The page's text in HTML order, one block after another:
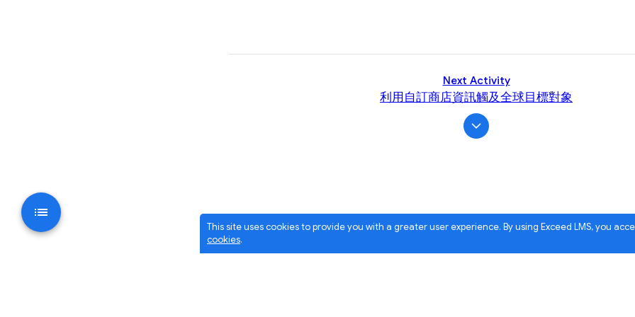
This site uses cookies to provide you with a greater user experience. By using Exceed LMS, you
cookies.
Next Activity
利用自訂商店資訊觸及全球目標對象